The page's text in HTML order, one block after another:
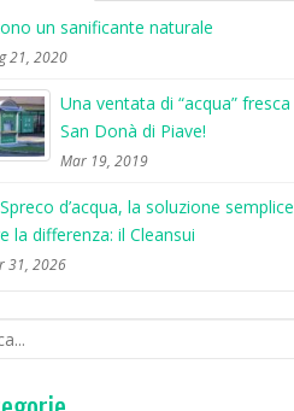
un sanificante naturale
21, 2020
Una ventata di “acqua”
San Donà di Piave!
Mar 19, 2019
d’acqua, la soluzione
la differenza: il Cleansui
31, 2026